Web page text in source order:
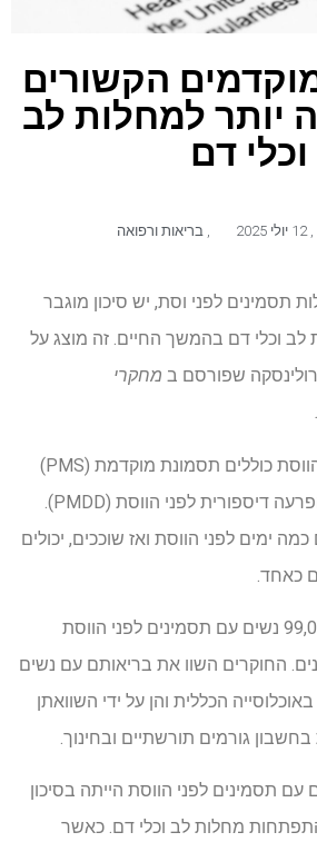
הקשורים
יותר למחלות לב
וכלי דם
12 יולי 2025 בריאות ורפואה
תסמינים לפני וסת, יש סיכון מוגבר
וכלי דם בהמשך החיים. זה מוצג על
שפורסם ב מחקרי
תסמינים מוקדמים של הווסת כוללים תסמונת מוקדמת (PMS)
והצורה החמורה יותר, הפרעה דיספורית לפני הווסת (PMDD).
ימים לפני הווסת ואז שוככים, יכולים
כאחד.
המחקר כלל יותר מ- 99,000 נשים עם תסמינים לפני הווסת
אחריה עד 22 שנים. החוקרים השוו את בריאותם עם נשים
הכללית והן על ידי השוואתן
גורמים תורשתיים ובחינוך.
עם תסמינים לפני הווסת הייתה בסיכון
מחלות לב וכלי דם. כאשר